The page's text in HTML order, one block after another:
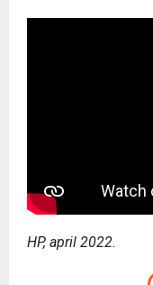
HP, april 2022.